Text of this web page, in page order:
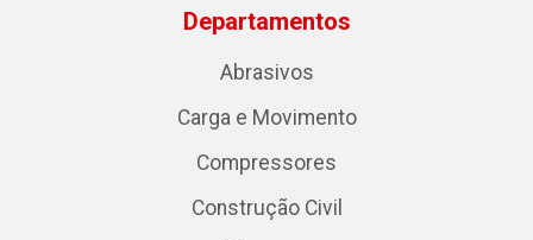
Departamentos
Abrasivos
Carga e Movimento
Compressores
Construção Civil